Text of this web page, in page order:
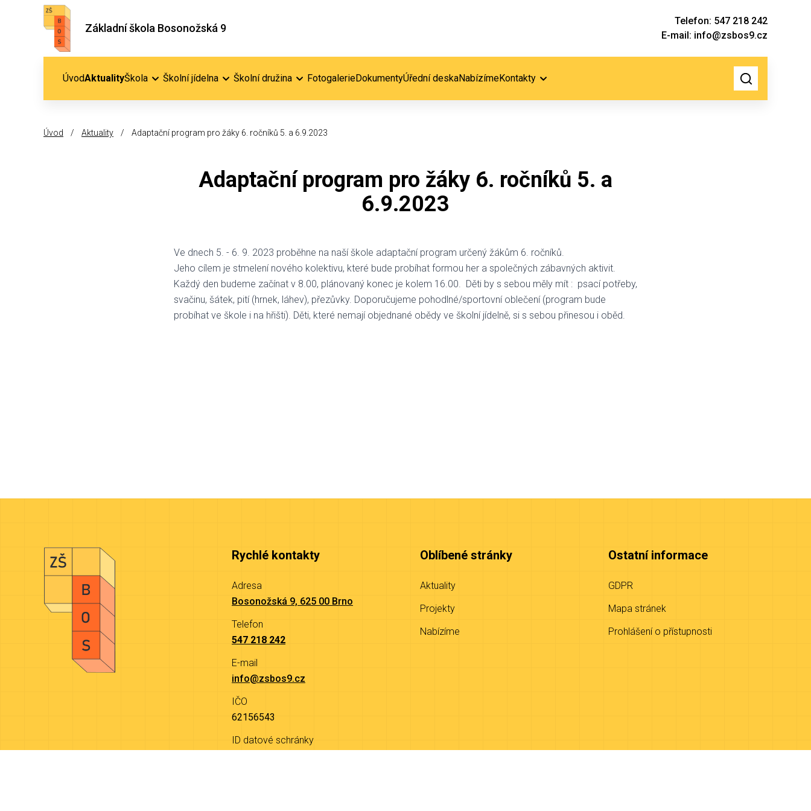
Základní škola Bosonožská 9
Telefon: 547 218 242
E-mail: info@zsbos9.cz
ÚvodAktualityŠkola Školní jídelna Školní družina FotogalerieDokumentyÚřední deskaNabízímeKontakty
Úvod / Aktuality / Adaptační program pro žáky 6. ročníků 5. a 6.9.2023
Adaptační program pro žáky 6. ročníků 5. a
6.9.2023
Ve dnech 5. - 6. 9. 2023 proběhne na naší škole adaptační program určený žákům 6. ročníků.
Jeho cílem je stmelení nového kolektivu, které bude probíhat formou her a společných zábavných aktivit.
Každý den budeme začínat v 8.00, plánovaný konec je kolem 16.00. Děti by s sebou měly mít : psací potřeby,
svačinu, šátek, pití (hrnek, láhev), přezůvky. Doporučujeme pohodlné/sportovní oblečení (program bude
probíhat ve škole i na hřišti). Děti, které nemají objednané obědy ve školní jídelně, si s sebou přinesou i oběd.
Rychlé kontakty
Adresa
Bosonožská 9, 625 00 Brno
Telefon
547 218 242
E-mail
info@zsbos9.cz
IČO
62156543
ID datové schránky
Oblíbené stránky
Aktuality
Projekty
Nabízíme
Ostatní informace
GDPR
Mapa stránek
Prohlášení o přístupnosti